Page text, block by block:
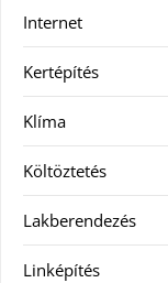
Internet
Kertépítés
Klíma
Költöztetés
Lakberendezés
Linképítés